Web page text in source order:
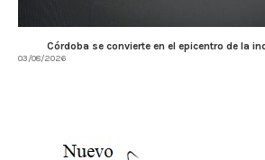
Córdoba se convierte en el epicentro de la
03/08/2026